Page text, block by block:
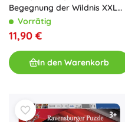
Begegnung der Wildnis XXL
150 Teile
Vorrätig
11,90 €
In den Warenkorb